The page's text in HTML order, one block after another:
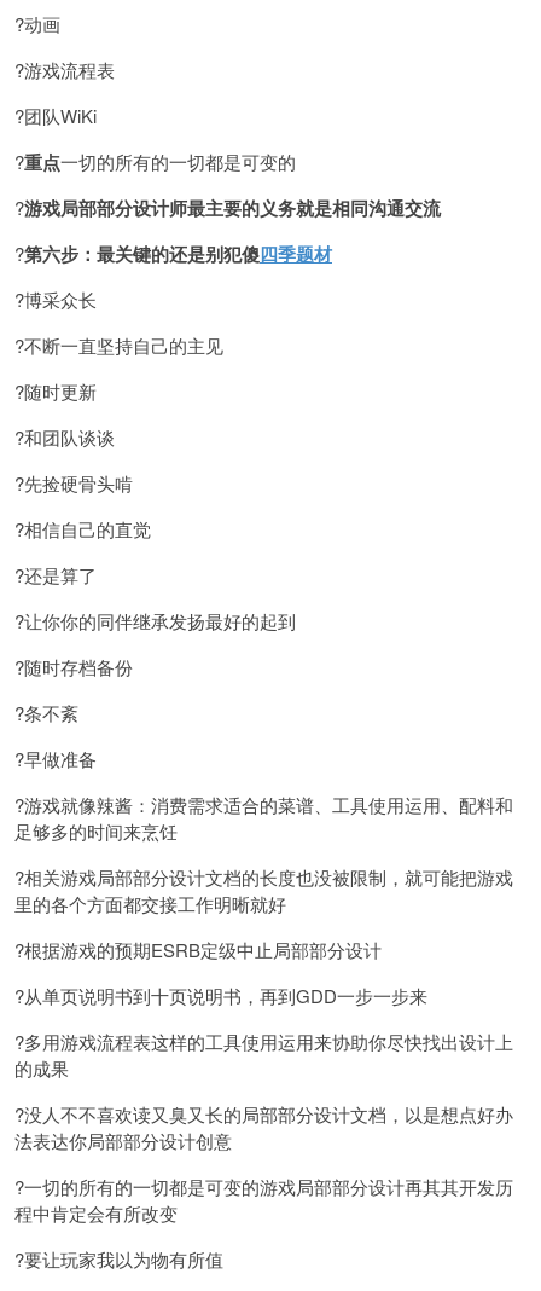
?动画
?游戏流程表
?团队WiKi
?重点一切的所有的一切都是可变的
?游戏局部部分设计师最主要的义务就是相同沟通交流
?第六步：最关键的还是别犯傻四季题材
?博采众长
?不断一直坚持自己的主见
?随时更新
?和团队谈谈
?先捡硬骨头啃
?相信自己的直觉
?还是算了
?让你你的同伴继承发扬最好的起到
?随时存档备份
?条不紊
?早做准备
?游戏就像辣酱：消费需求适合的菜谱、工具使用运用、配料和
足够多的时间来烹饪
?相关游戏局部部分设计文档的长度也没被限制，就可能把游戏
里的各个方面都交接工作明晰就好
?根据游戏的预期ESRB定级中止局部部分设计
?从单页说明书到十页说明书，再到GDD一步一步来
?多用游戏流程表这样的工具使用运用来协助你尽快找出设计上
的成果
?没人不不喜欢读又臭又长的局部部分设计文档，以是想点好办
法表达你局部部分设计创意
?一切的所有的一切都是可变的游戏局部部分设计再其其开发历
程中肯定会有所改变
?要让玩家我以为物有所值